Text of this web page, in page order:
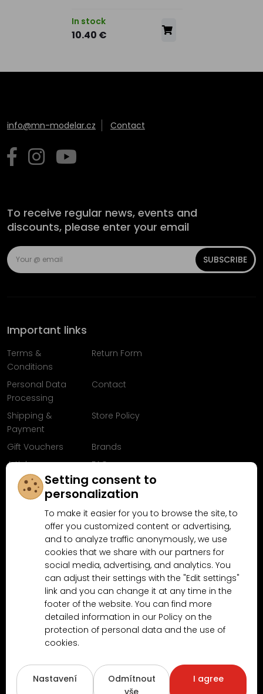
In stock
10.40 €
info@mn-modelar.cz Contact
To receive regular news, events and
discounts, please enter your email
SUBSCRIBE
Important links
Terms &
Conditions
Return Form
Personal Data
Processing
Contact
Shipping &
Payment
Store Policy
Gift Vouchers
Brands
Articles
FAQ
Follow us on
Facebook
Why shop at MN-Modelar.com
4.9/5(10481x) 4.5/5 (189x)
Copyright © 2026 www.MN-Modelar.cz . All rights reserved.
Setting consent to
personalization
To make it easier for you to browse the site, to
offer you customized content or advertising,
and to analyze traffic anonymously, we use
cookies that we share with our partners for
social media, advertising, and analytics. You
can adjust their settings with the "Edit settings"
link and you can change it at any time in the
footer of the website. You can find more
detailed information in our Policy on the
protection of personal data and the use of
cookies.
Nastavení
Odmítnout
vše
I agree